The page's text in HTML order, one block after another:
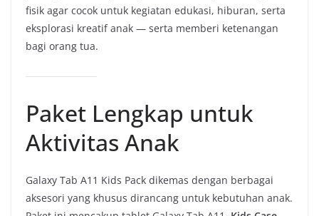
fisik agar cocok untuk kegiatan edukasi, hiburan, serta
eksplorasi kreatif anak — serta memberi ketenangan
bagi orang tua.
Paket Lengkap untuk
Aktivitas Anak
Galaxy Tab A11 Kids Pack dikemas dengan berbagai
aksesori yang khusus dirancang untuk kebutuhan anak.